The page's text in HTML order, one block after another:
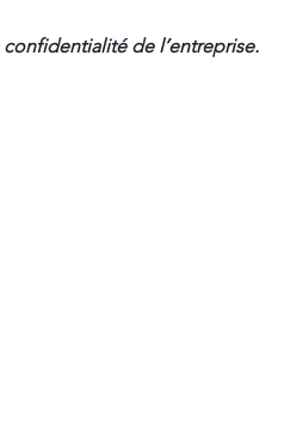
de l’entreprise.